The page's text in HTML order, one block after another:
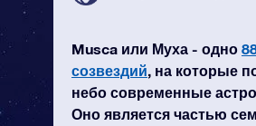
Musca или Муха - одно
созвездий, на которые
небо современные
Оно является частью